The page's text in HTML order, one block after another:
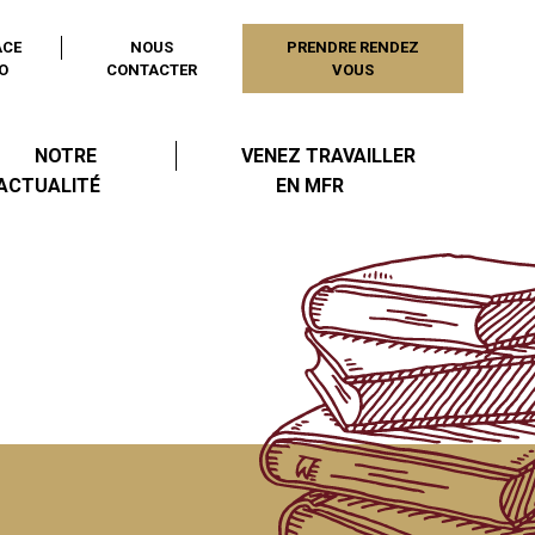
NOUS
CONTACTER
PRENDRE RENDEZ
VOUS
NOTRE
VENEZ TRAVAILLER
EN MFR